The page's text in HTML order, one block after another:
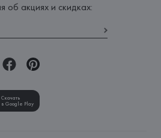
об акциях и скидках:
Скачать
в Google Play